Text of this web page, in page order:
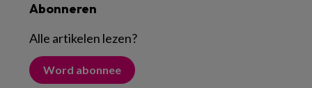
Abonneren
Alle artikelen lezen?
Word abonnee